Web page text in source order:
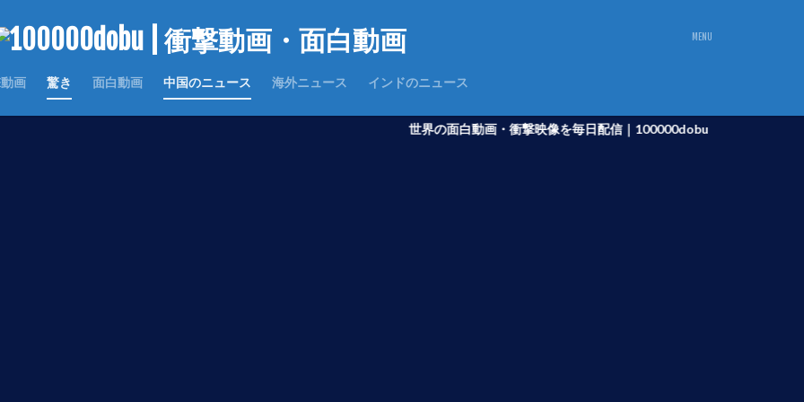
画 驚き 面白動画 中国のニュース 海外ニュース インドのニュース
世界の面白動画・衝撃映像を毎日配信｜100000dobu